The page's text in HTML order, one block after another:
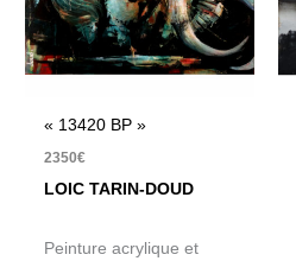
« 13420 BP »
2350€
LOIC TARIN-DOUD
Peinture acrylique et